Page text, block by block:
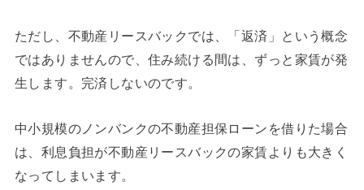
ただし、不動産リースバックでは、「返済」という概念
ではありませんので、住み続ける間は、ずっと家賃が発
生します。完済しないのです。
中小規模のノンバンクの不動産担保ローンを借りた場合
は、利息負担が不動産リースバックの家賃よりも大きく
なってしまいます。